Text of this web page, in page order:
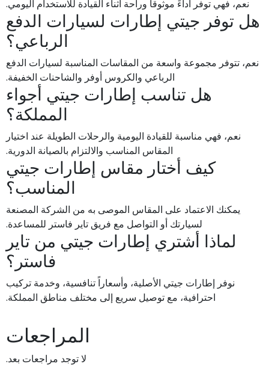
نعم، فهي توفر أداءً موثوقاً وراحة أثناء القيادة للاستخدام اليومي.
هل توفر جيتي إطارات لسيارات الدفع
الرباعي؟
نعم، تتوفر مجموعة واسعة من المقاسات المناسبة لسيارات الدفع
الرباعي والكروس أوفر والشاحنات الخفيفة.
هل تناسب إطارات جيتي أجواء
المملكة؟
نعم، فهي مناسبة للقيادة اليومية والرحلات الطويلة عند اختيار
المقاس المناسب والالتزام بالصيانة الدورية.
كيف أختار مقاس إطارات جيتي
المناسب؟
يمكنك الاعتماد على المقاس الموصى به من الشركة المصنعة
لسيارتك أو التواصل مع فريق تاير فاستر للمساعدة.
لماذا أشتري إطارات جيتي من تاير
فاستر؟
نوفر إطارات جيتي الأصلية، وأسعاراً تنافسية، وخدمة تركيب
احترافية، مع توصيل سريع إلى مختلف مناطق المملكة.
المراجعات
لا توجد مراجعات بعد.